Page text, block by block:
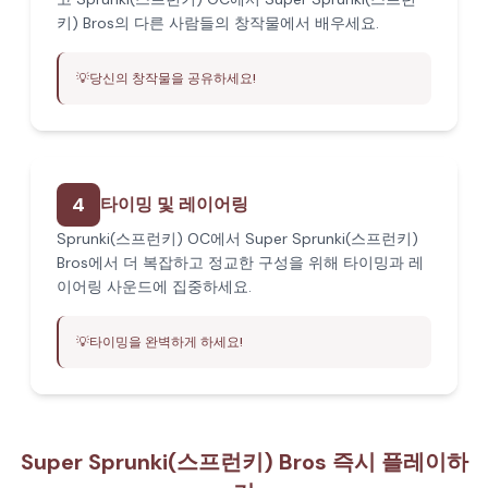
키) Bros의 다른 사람들의 창작물에서 배우세요.
💡당신의 창작물을 공유하세요!
4 타이밍 및 레이어링
Sprunki(스프런키) OC에서 Super Sprunki(스프런키)
Bros에서 더 복잡하고 정교한 구성을 위해 타이밍과 레
이어링 사운드에 집중하세요.
💡타이밍을 완벽하게 하세요!
Super Sprunki(스프런키) Bros 즉시 플레이하